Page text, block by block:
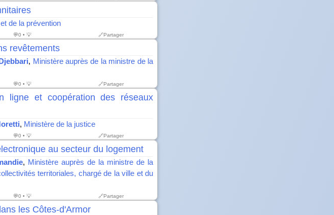
de la prévention
💬0 • 💡 🔗Partager
revêtements
, Ministère auprès de la ministre de la
💬0 • 💡 🔗Partager
ligne et coopération des réseaux
, Ministère de la justice
💬0 • 💡 🔗Partager
au secteur du logement
, Ministère auprès de la ministre de la
territoriales, chargé de la ville et du
💬0 • 💡 🔗Partager
les Côtes-d'Armor